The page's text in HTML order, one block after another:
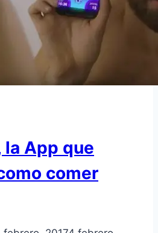
la App que
comer